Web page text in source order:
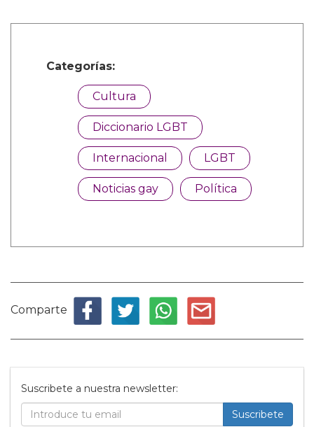
Categorías:
Cultura
Diccionario LGBT
Internacional LGBT
Noticias gay Política
Comparte
Suscribete a nuestra newsletter:
Suscribete